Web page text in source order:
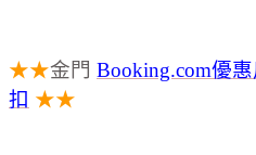
★★金門 Booking.com優
扣 ★★